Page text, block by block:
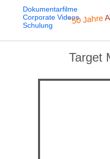
"50 Jahre
Dokumentarfilme
Corporate Videos
Schulung
Target